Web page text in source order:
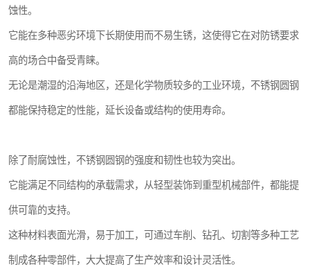
蚀性。
它能在多种恶劣环境下长期使用而不易生锈，这使得它在对防锈要求
高的场合中备受青睐。
无论是潮湿的沿海地区，还是化学物质较多的工业环境，不锈钢圆钢
都能保持稳定的性能，延长设备或结构的使用寿命。
除了耐腐蚀性，不锈钢圆钢的强度和韧性也较为突出。
它能满足不同结构的承载需求，从轻型装饰到重型机械部件，都能提
供可靠的支持。
这种材料表面光滑，易于加工，可通过车削、钻孔、切割等多种工艺
制成各种零部件，大大提高了生产效率和设计灵活性。